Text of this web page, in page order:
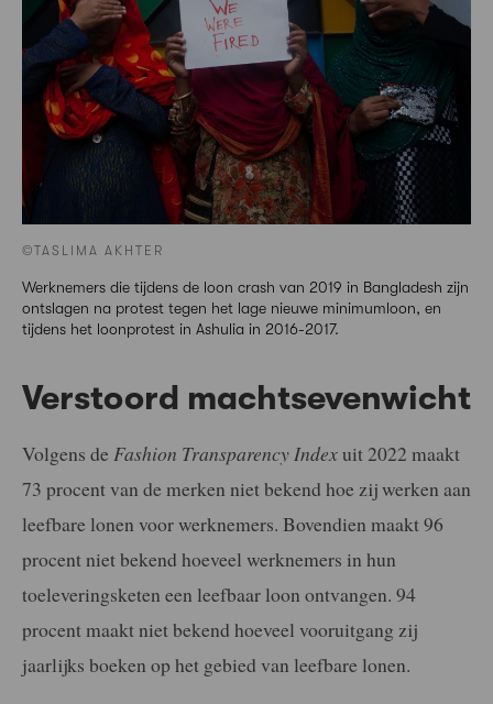
©TASLIMA AKHTER
Werknemers die tijdens de loon crash van 2019 in Bangladesh zijn
ontslagen na protest tegen het lage nieuwe minimumloon, en
tijdens het loonprotest in Ashulia in 2016-2017.
Verstoord machtsevenwicht
Volgens de Fashion Transparency Indexuit 2022 maakt
73 procent van de merken niet bekend hoe zij werken aan
leefbare lonen voor werknemers. Bovendien maakt 96
procent niet bekend hoeveel werknemers in hun
toeleveringsketen een leefbaar loon ontvangen. 94
procent maakt niet bekend hoeveel vooruitgang zij
jaarlijks boeken op het gebied van leefbare lonen.